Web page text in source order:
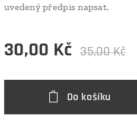
uvedený předpis napsat.
30,00 Kč 35,00Kč
Do košíku